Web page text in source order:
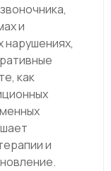
и
нарушениях,
как
и